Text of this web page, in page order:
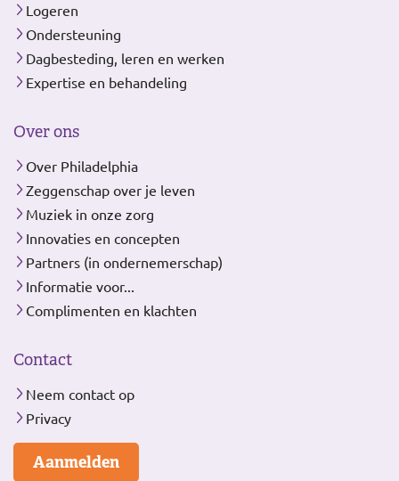
Logeren
Ondersteuning
Dagbesteding, leren en werken
Expertise en behandeling
Over ons
Over Philadelphia
Zeggenschap over je leven
Muziek in onze zorg
Innovaties en concepten
Partners (in ondernemerschap)
Informatie voor...
Complimenten en klachten
Contact
Neem contact op
Privacy
Aanmelden